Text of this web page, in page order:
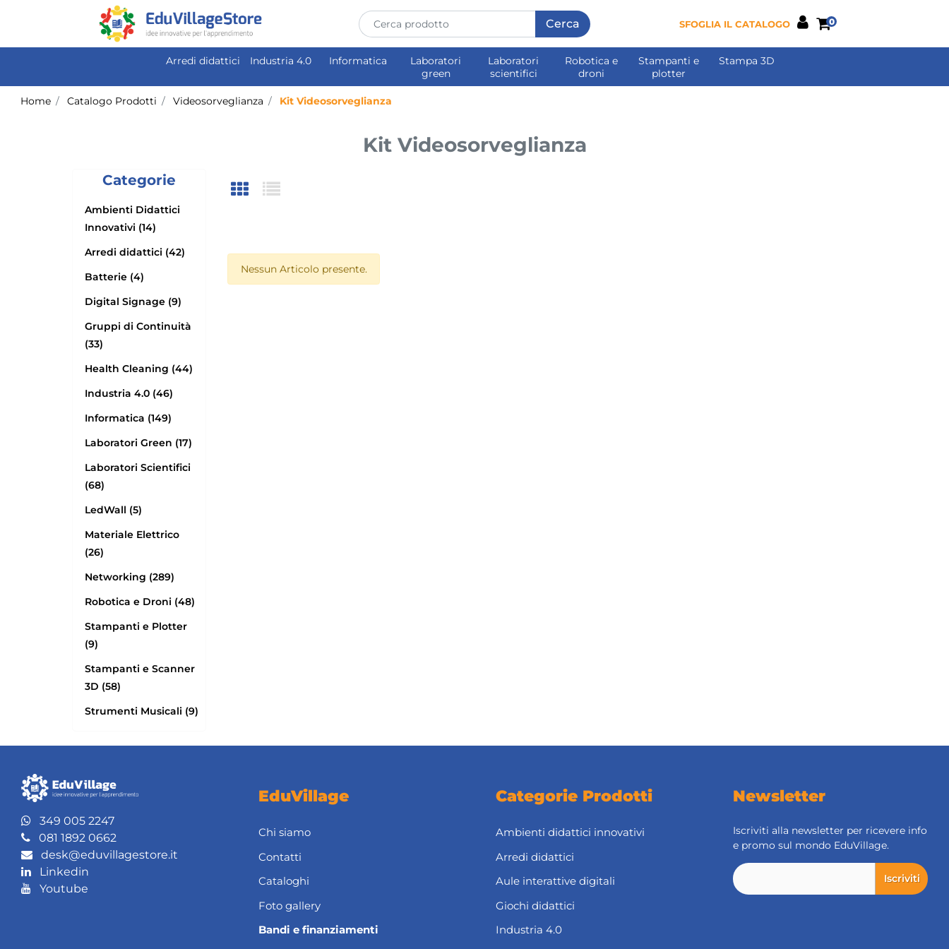
SFOGLIA IL CATALOGO 0
Arredi didattici Industria 4.0 Informatica
Laboratori
green
Laboratori
scientifici
Robotica e
droni
Stampanti e
plotter
Stampa 3D
Home Catalogo Prodotti Videosorveglianza Kit Videosorveglianza
Kit Videosorveglianza
Categorie
Ambienti Didattici
Innovativi (14)
Arredi didattici (42)
Batterie (4)
Digital Signage (9)
Gruppi di Continuità
(33)
Health Cleaning (44)
Industria 4.0 (46)
Informatica (149)
Laboratori Green (17)
Laboratori Scientifici
(68)
LedWall (5)
Materiale Elettrico
(26)
Networking (289)
Robotica e Droni (48)
Stampanti e Plotter
(9)
Stampanti e Scanner
3D (58)
Strumenti Musicali (9)
Nessun Articolo presente.
349 005 2247
081 1892 0662
desk@eduvillagestore.it
Linkedin
Youtube
EduVillage
Chi siamo
Contatti
Cataloghi
Foto gallery
Bandi e finanziamenti
Categorie Prodotti
Ambienti didattici innovativi
Arredi didattici
Aule interattive digitali
Giochi didattici
Industria 4.0
Newsletter
Iscriviti alla newsletter per ricevere info
e promo sul mondo EduVillage.